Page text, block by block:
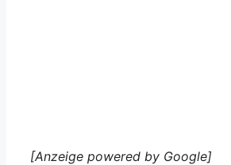
[Anzeige powered by Google]